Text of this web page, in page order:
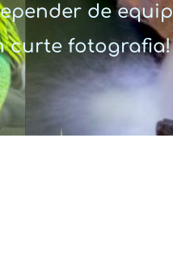
de
curte fotografia!